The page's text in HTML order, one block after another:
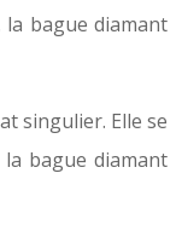
la bague diamant
singulier. Elle se
bague diamant